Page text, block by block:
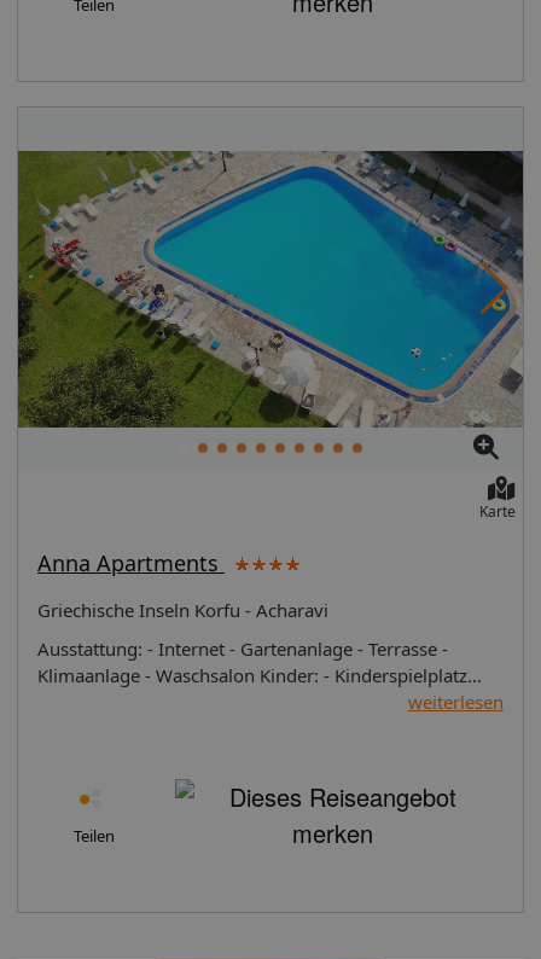
Teilen
Karte
Anna Apartments
Griechische Inseln Korfu - Acharavi
Ausstattung: - Internet - Gartenanlage - Terrasse -
Klimaanlage - Waschsalon Kinder: - Kinderspielplatz
weiterlesen
Teilen